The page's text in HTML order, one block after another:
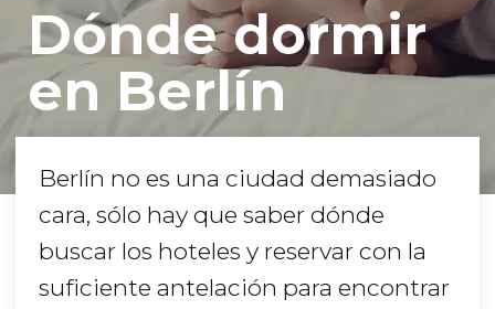
Dónde dormir
en Berlín
Berlín no es una ciudad demasiado
cara, sólo hay que saber dónde
buscar los hoteles y reservar con la
suficiente antelación para encontrar